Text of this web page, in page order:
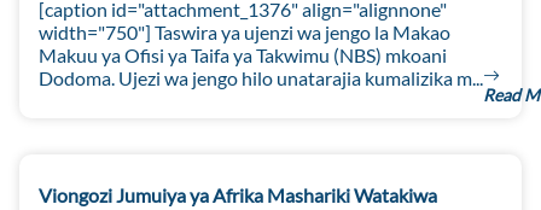
[caption id="attachment_1376" align="alignnone"
width="750"] Taswira ya ujenzi wa jengo la Makao
Makuu ya Ofisi ya Taifa ya Takwimu (NBS) mkoani
Dodoma. Ujezi wa jengo hilo unatarajia kumalizika m...
Read
Viongozi Jumuiya ya Afrika Mashariki Watakiwa